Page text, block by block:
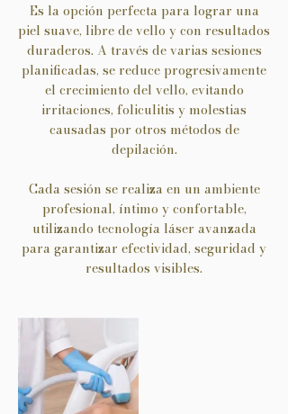
Es la opción perfecta para lograr una
piel suave, libre de vello y con resultados
duraderos. A través de varias sesiones
planificadas, se reduce progresivamente
el crecimiento del vello, evitando
irritaciones, foliculitis y molestias
causadas por otros métodos de
depilación.
Cada sesión se realiza en un ambiente
profesional, íntimo y confortable,
utilizando tecnología láser avanzada
para garantizar efectividad, seguridad y
resultados visibles.